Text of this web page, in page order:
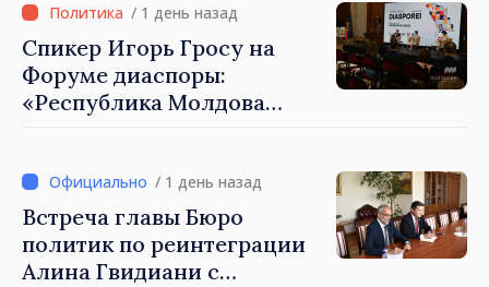
Молдова» / 1 день назад
Спикер Игорь Гросу на
Форуме диаспоры:
«Республика Молдова
и за рубежом, что
заслуживает стать частью
большой европейской
семьи»
/ 1 день назад
Встреча главы Бюро
политик по реинтеграции
Алина Гвидиани с